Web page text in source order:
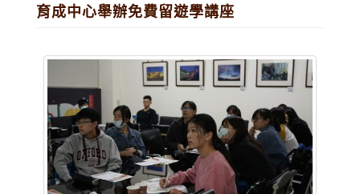
育成中心舉辦免費留遊學講座